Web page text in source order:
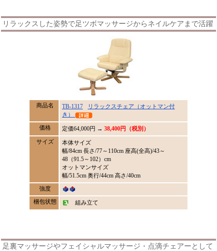
リラックスした姿勢で足ツボマッサージからネイルケアまで活躍
商品名 TB-1317
リラックスチェア（オットマン付
き）
価格
定価64,000円 → 38,400円（税別）
サイズ
本体サイズ
幅/84cm 長さ/77～110cm 座高(全高)/43～
48（91.5～102）cm
オットマンサイズ
幅/51.5cm 奥行/44cm 高さ/40cm
強度
梱包状態
組み立て
足裏マッサージやフェイシャルマッサージ・点滴チェアーとして